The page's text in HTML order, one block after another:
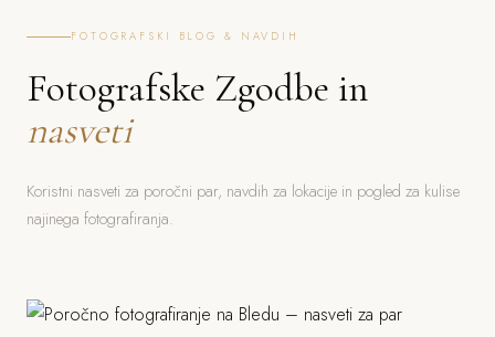
FOTOGRAFSKI BLOG & NAVDIH
Fotografske Zgodbe in
nasveti
Koristni nasveti za poročni par, navdih za lokacije in pogled za kulise
najinega fotografiranja.